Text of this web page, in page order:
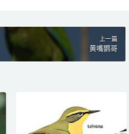
上一篇
黄嘴鹦哥